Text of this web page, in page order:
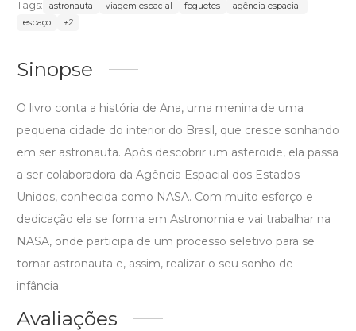
Tags: astronauta viagem espacial foguetes
agência espacial
espaço
+2
Sinopse
O livro conta a história de Ana, uma menina de uma
pequena cidade do interior do Brasil, que cresce sonhando
em ser astronauta. Após descobrir um asteroide, ela passa
a ser colaboradora da Agência Espacial dos Estados
Unidos, conhecida como NASA. Com muito esforço e
dedicação ela se forma em Astronomia e vai trabalhar na
NASA, onde participa de um processo seletivo para se
tornar astronauta e, assim, realizar o seu sonho de
infância.
Avaliações